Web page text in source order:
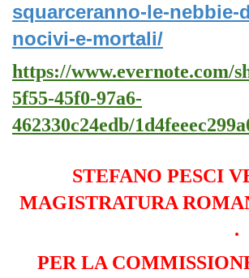
squarceranno-le-
nocivi-e-mortali/
https://www.evernote.com/
5f55-45f0-97a6-
462330c24edb/
STEFANO PESCI
MAGISTRATURA
.
PER LA